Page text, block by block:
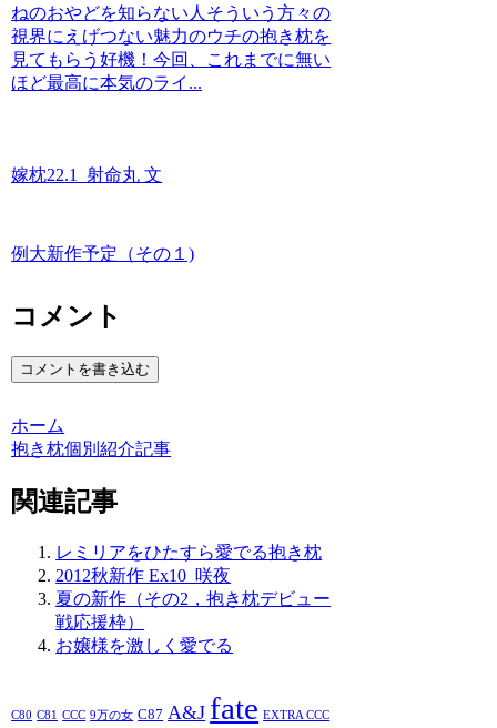
ねのおやどを知らない人そういう方々の
視界にえげつない魅力のウチの抱き枕を
見てもらう好機！今回、これまでに無い
ほど最高に本気のライ...
嫁枕22.1_射命丸 文
例大新作予定（その１)
コメント
コメントを書き込む
ホーム
抱き枕個別紹介記事
関連記事
レミリアをひたすら愛でる抱き枕
2012秋新作 Ex10_咲夜
夏の新作（その2，抱き枕デビュー
戦応援枠）
お嬢様を激しく愛でる
C80 C81 CCC 9万の女 C87 A&J fate EXTRA CCC